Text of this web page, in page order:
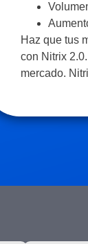
Haz que tus
con Nitrix 2.0.
mercado.